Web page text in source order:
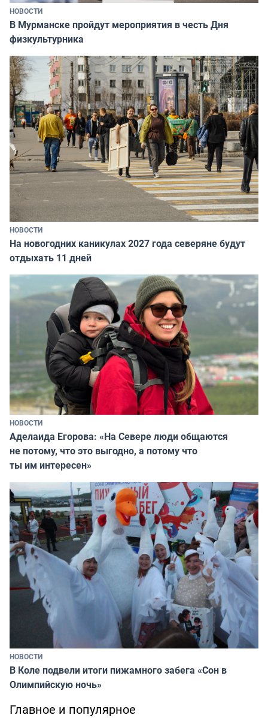
НОВОСТИ
В Мурманске пройдут мероприятия в честь Дня
физкультурника
НОВОСТИ
На новогодних каникулах 2027 года северяне будут
отдыхать 11 дней
НОВОСТИ
Аделаида Егорова: «На Севере люди общаются
не потому, что это выгодно, а потому что
ты им интересен»
НОВОСТИ
В Коле подвели итоги пижамного забега «Сон в
Олимпийскую ночь»
Главное и популярное